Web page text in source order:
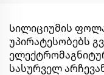
Სილიციუმის
უპირატესობებს
სასურველ